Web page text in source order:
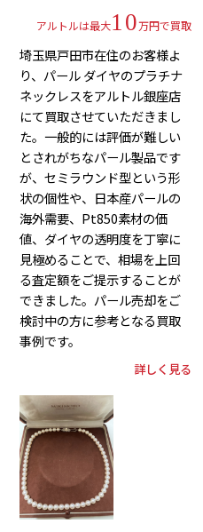
アルトルは最大10万円で買取
埼玉県戸田市在住のお客様よ
り、パール ダイヤのプラチナ
ネックレスをアルトル銀座店
にて買取させていただきまし
た。一般的には評価が難しい
とされがちなパール製品です
が、セミラウンド型という形
状の個性や、日本産パールの
海外需要、Pt850素材の価
値、ダイヤの透明度を丁寧に
見極めることで、相場を上回
る査定額をご提示することが
できました。パール売却をご
検討中の方に参考となる買取
事例です。
詳しく見る